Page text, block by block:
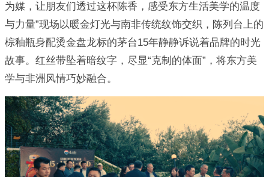
为媒，让朋友们透过这杯陈香，感受东方生活美学的温度
与力量”现场以暖金灯光与南非传统纹饰交织，陈列台上的
棕釉瓶身配烫金盘龙标的茅台15年静静诉说着品牌的时光
故事。红丝带坠着暗纹字，尽显“克制的体面”，将东方美
学与非洲风情巧妙融合。